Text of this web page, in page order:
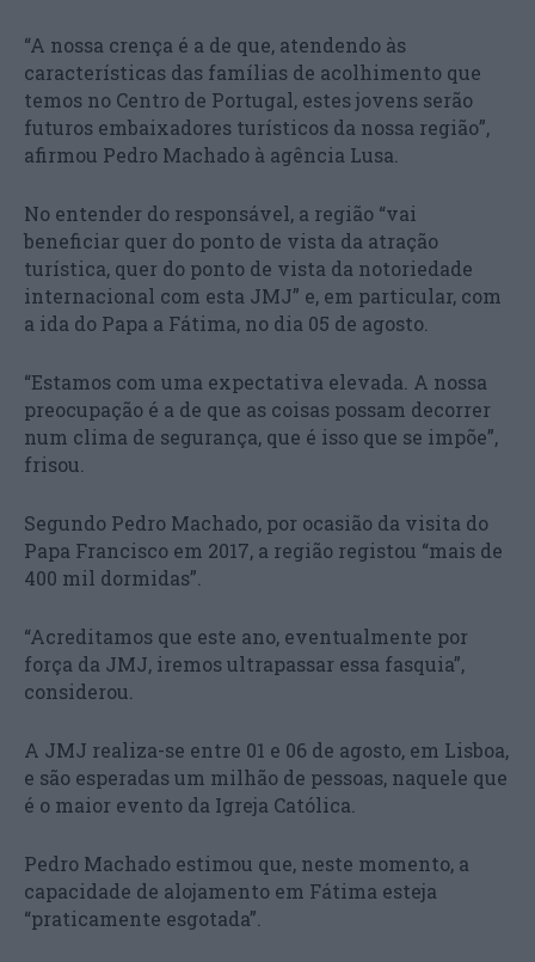
“A nossa crença é a de que, atendendo às
características das famílias de acolhimento que
temos no Centro de Portugal, estes jovens serão
futuros embaixadores turísticos da nossa região”,
afirmou Pedro Machado à agência Lusa.
No entender do responsável, a região “vai
beneficiar quer do ponto de vista da atração
turística, quer do ponto de vista da notoriedade
internacional com esta JMJ” e, em particular, com
a ida do Papa a Fátima, no dia 05 de agosto.
“Estamos com uma expectativa elevada. A nossa
preocupação é a de que as coisas possam decorrer
num clima de segurança, que é isso que se impõe”,
frisou.
Segundo Pedro Machado, por ocasião da visita do
Papa Francisco em 2017, a região registou “mais de
400 mil dormidas”.
“Acreditamos que este ano, eventualmente por
força da JMJ, iremos ultrapassar essa fasquia”,
considerou.
A JMJ realiza-se entre 01 e 06 de agosto, em Lisboa,
e são esperadas um milhão de pessoas, naquele que
é o maior evento da Igreja Católica.
Pedro Machado estimou que, neste momento, a
capacidade de alojamento em Fátima esteja
“praticamente esgotada”.